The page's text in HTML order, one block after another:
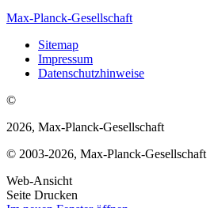
Max-Planck-Gesellschaft
Sitemap
Impressum
Datenschutzhinweise
©
2026, Max-Planck-Gesellschaft
© 2003-2026, Max-Planck-Gesellschaft
Web-Ansicht
Seite Drucken